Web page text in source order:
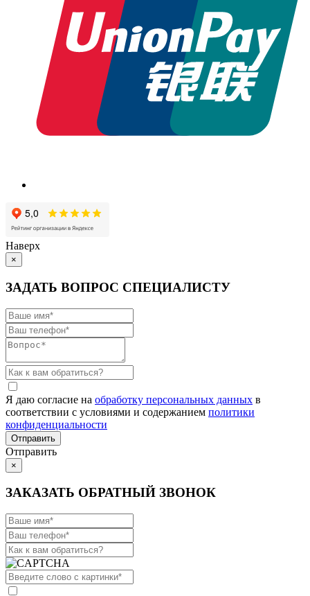
Наверх
×
ЗАДАТЬ ВОПРОС СПЕЦИАЛИСТУ
Я даю согласие на обработку персональных данных в
соответствии с условиями и содержанием политики
конфиденциальности
Отправить
×
ЗАКАЗАТЬ ОБРАТНЫЙ ЗВОНОК